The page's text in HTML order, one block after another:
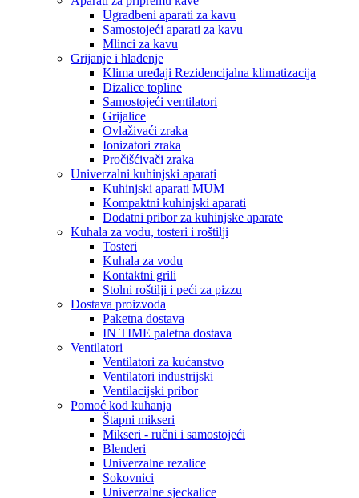
Ugradbeni aparati za kavu
Samostojeći aparati za kavu
Mlinci za kavu
Grijanje i hlađenje
Klima uređaji Rezidencijalna klimatizacija
Dizalice topline
Samostojeći ventilatori
Grijalice
Ovlaživaći zraka
Ionizatori zraka
Pročišćivači zraka
Univerzalni kuhinjski aparati
Kuhinjski aparati MUM
Kompaktni kuhinjski aparati
Dodatni pribor za kuhinjske aparate
Kuhala za vodu, tosteri i roštilji
Tosteri
Kuhala za vodu
Kontaktni grili
Stolni roštilji i peći za pizzu
Dostava proizvoda
Paketna dostava
IN TIME paletna dostava
Ventilatori
Ventilatori za kućanstvo
Ventilatori industrijski
Ventilacijski pribor
Pomoć kod kuhanja
Štapni mikseri
Mikseri - ručni i samostojeći
Blenderi
Univerzalne rezalice
Sokovnici
Univerzalne sjeckalice